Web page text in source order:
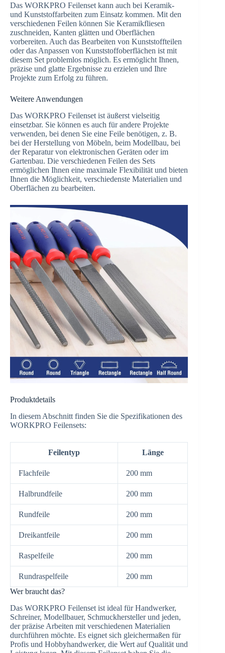
Das WORKPRO Feilenset kann auch bei Keramik-
und Kunststoffarbeiten zum Einsatz kommen. Mit den
verschiedenen Feilen können Sie Keramikfliesen
zuschneiden, Kanten glätten und Oberflächen
vorbereiten. Auch das Bearbeiten von Kunststoffteilen
oder das Anpassen von Kunststoffoberflächen ist mit
diesem Set problemlos möglich. Es ermöglicht Ihnen,
präzise und glatte Ergebnisse zu erzielen und Ihre
Projekte zum Erfolg zu führen.
Weitere Anwendungen
Das WORKPRO Feilenset ist äußerst vielseitig
einsetzbar. Sie können es auch für andere Projekte
verwenden, bei denen Sie eine Feile benötigen, z. B.
bei der Herstellung von Möbeln, beim Modellbau, bei
der Reparatur von elektronischen Geräten oder im
Gartenbau. Die verschiedenen Feilen des Sets
ermöglichen Ihnen eine maximale Flexibilität und bieten
Ihnen die Möglichkeit, verschiedenste Materialien und
Oberflächen zu bearbeiten.
Produktdetails
In diesem Abschnitt finden Sie die Spezifikationen des
WORKPRO Feilensets:
Feilentyp Länge
Flachfeile 200 mm
Halbrundfeile 200 mm
Rundfeile 200 mm
Dreikantfeile 200 mm
Raspelfeile 200 mm
Rundraspelfeile
200 mm
Wer braucht das?
Das WORKPRO Feilenset ist ideal für Handwerker,
Schreiner, Modellbauer, Schmuckhersteller und jeden,
der präzise Arbeiten mit verschiedenen Materialien
durchführen möchte. Es eignet sich gleichermaßen für
Profis und Hobbyhandwerker, die Wert auf Qualität und